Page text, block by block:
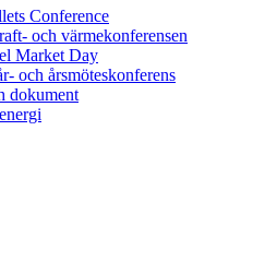
Conference
och värmekonferensen
Market Day
och årsmöteskonferens
dokument